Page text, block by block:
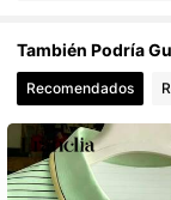
4,73
4,73
4,73
También Podría
Recomendados